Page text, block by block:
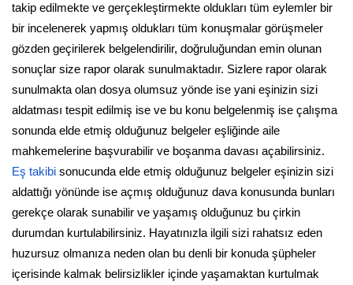
takip edilmekte ve gerçekleştirmekte oldukları tüm eylemler bir
bir incelenerek yapmış oldukları tüm konuşmalar görüşmeler
gözden geçirilerek belgelendirilir, doğruluğundan emin olunan
sonuçlar size rapor olarak sunulmaktadır. Sizlere rapor olarak
sunulmakta olan dosya olumsuz yönde ise yani eşinizin sizi
aldatması tespit edilmiş ise ve bu konu belgelenmiş ise çalışma
sonunda elde etmiş olduğunuz belgeler eşliğinde aile
mahkemelerine başvurabilir ve boşanma davası açabilirsiniz.
Eş takibi sonucunda elde etmiş olduğunuz belgeler eşinizin sizi
aldattığı yönünde ise açmış olduğunuz dava konusunda bunları
gerekçe olarak sunabilir ve yaşamış olduğunuz bu çirkin
durumdan kurtulabilirsiniz. Hayatınızla ilgili sizi rahatsız eden
huzursuz olmanıza neden olan bu denli bir konuda şüpheler
içerisinde kalmak belirsizlikler içinde yaşamaktan kurtulmak